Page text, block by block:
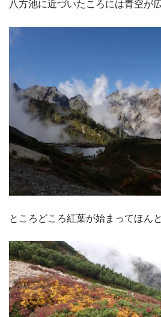
八方池に近づいたころには青空が
ところどころ紅葉が始まってほん